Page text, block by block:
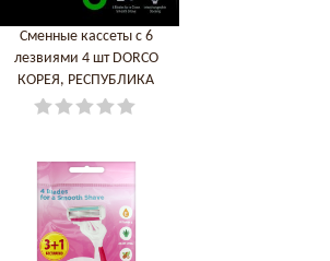
Сменные кассеты с 6
лезвиями 4 шт DORCO
КОРЕЯ, РЕСПУБЛИКА